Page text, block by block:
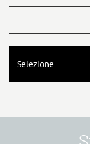
Selezione